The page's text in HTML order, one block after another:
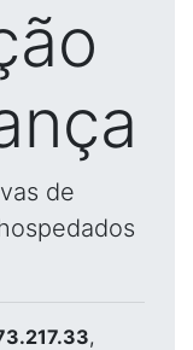
de
,